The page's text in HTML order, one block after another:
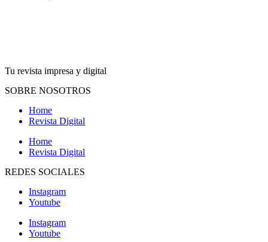
Tu revista impresa y digital
SOBRE NOSOTROS
Home
Revista Digital
Home
Revista Digital
REDES SOCIALES
Instagram
Youtube
Instagram
Youtube